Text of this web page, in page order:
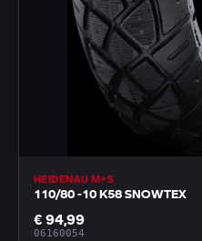
HEIDENAU M+S
110/80 -10 K58 SNOWTEX
€ 94,99
06160054